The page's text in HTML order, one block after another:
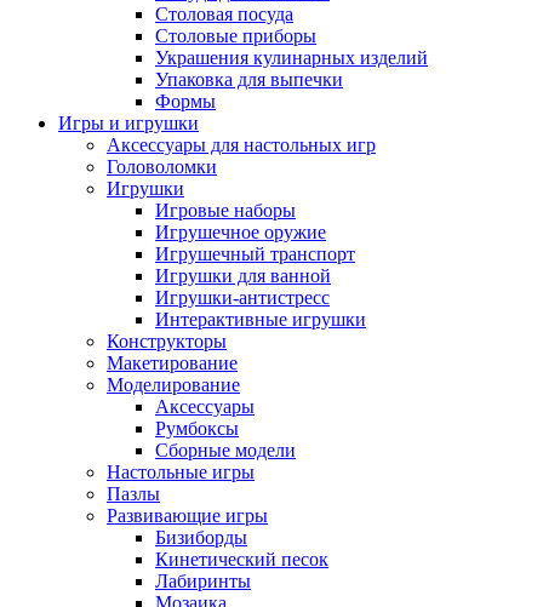
Столовая посуда
Столовые приборы
Украшения кулинарных изделий
Упаковка для выпечки
Формы
Игры и игрушки
Аксессуары для настольных игр
Головоломки
Игрушки
Игровые наборы
Игрушечное оружие
Игрушечный транспорт
Игрушки для ванной
Игрушки-антистресс
Интерактивные игрушки
Конструкторы
Макетирование
Моделирование
Аксессуары
Румбоксы
Сборные модели
Настольные игры
Пазлы
Развивающие игры
Бизиборды
Кинетический песок
Лабиринты
Мозаика